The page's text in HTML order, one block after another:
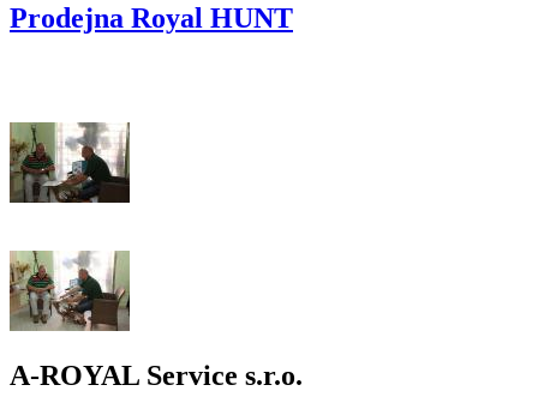
Prodejna Royal HUNT
A-ROYAL Service s.r.o.